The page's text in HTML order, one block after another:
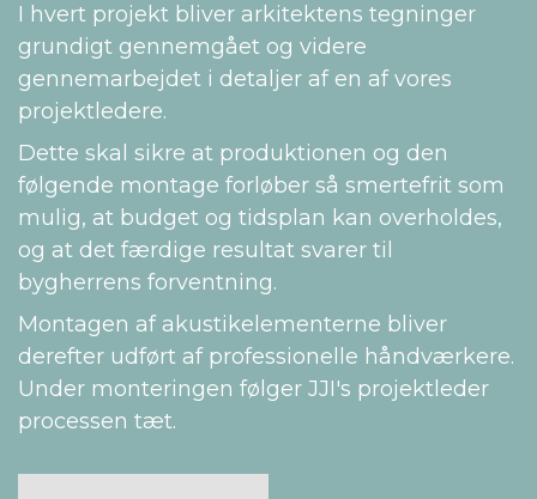
I hvert projekt bliver arkitektens tegninger
grundigt gennemgået og videre
gennemarbejdet i detaljer af en af vores
projektledere.
Dette skal sikre at produktionen og den
følgende montage forløber så smertefrit som
mulig, at budget og tidsplan kan overholdes,
og at det færdige resultat svarer til
bygherrens forventning.
Montagen af akustikelementerne bliver
derefter udført af professionelle håndværkere.
Under monteringen følger JJI's projektleder
processen tæt.